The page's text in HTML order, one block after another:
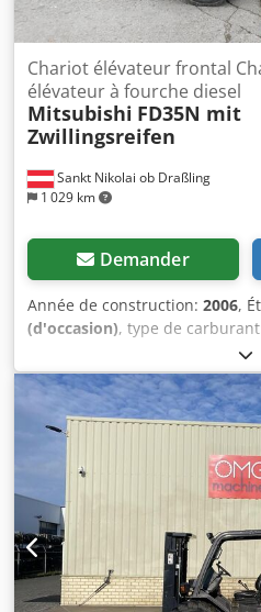
Sankt Nikolai ob Draßling
1 029 km
Chariot élévateur frontal
élévateur à fourche diesel
Mitsubishi FD35N mit
Zwillingsreifen
Demander
Année de construction: 2006,
(d'occasion), type de
véhicule Chariot élévateur
de fabrication : 2006
de levage : 3,5 tonnes
Chjdpfei Dnqkex Airsa Hauteur
Moteur Mitsubishi : 42,3 kW -
Porte-fourches large - Pneus
- Éclairage - Peinture d’origine
vente : 10 500 € HT Livraison